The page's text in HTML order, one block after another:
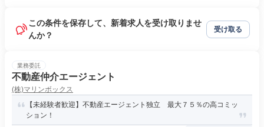
この条件を保存して、新着求人を受け取りませ
んか？
受け取る
業務委託
不動産仲介エージェント
(株)マリンボックス
【未経験者歓迎】不動産エージェント独立 最大７５％の高コミッ
ション！